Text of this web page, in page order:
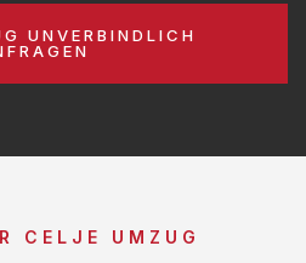
UNVERBINDLICH
CELJE UMZUG